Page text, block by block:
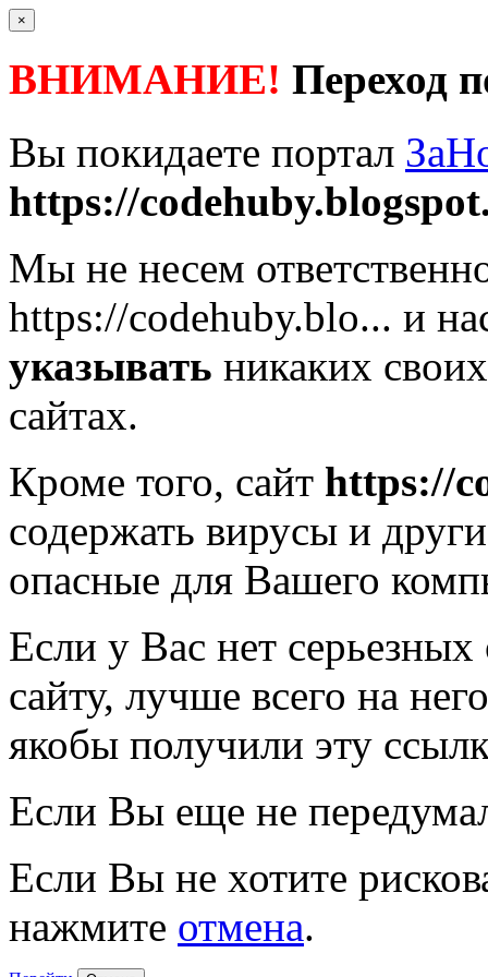
×
ВНИМАНИЕ! Переход
Вы покидаете портал
https://
Мы не несем
https://codehuby.blo... и
указывать никаких
сайтах.
Кроме того, сайт https://
содержать вирусы и
опасные для Вашего
Если у Вас нет
сайту, лучше всего на
якобы получили эту
Если Вы еще не
Если Вы не хотите
нажмите отмена.